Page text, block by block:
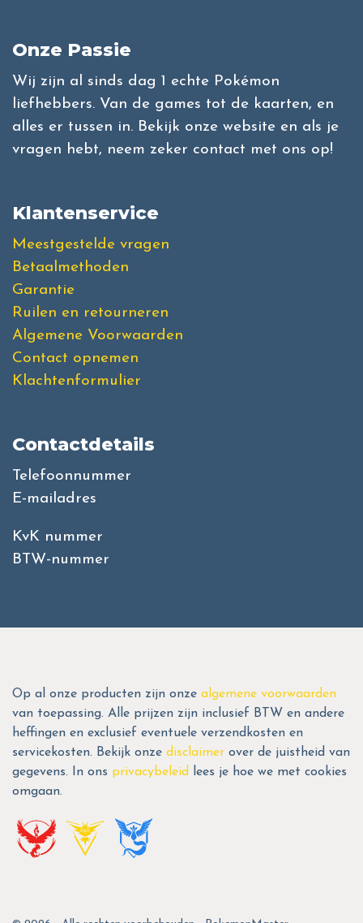
Onze Passie
Wij zijn al sinds dag 1 echte Pokémon
liefhebbers. Van de games tot de kaarten, en
alles er tussen in. Bekijk onze website en als je
vragen hebt, neem zeker contact met ons op!
Klantenservice
Meestgestelde vragen
Betaalmethoden
Garantie
Ruilen en retourneren
Algemene Voorwaarden
Contact opnemen
Klachtenformulier
Contactdetails
Telefoonnummer
E-mailadres
KvK nummer
BTW-nummer
Op al onze producten zijn onze algemene voorwaarden
van toepassing. Alle prijzen zijn inclusief BTW en andere
heffingen en exclusief eventuele verzendkosten en
servicekosten. Bekijk onze disclaimer over de juistheid van
gegevens. In ons privacybeleid
lees je hoe we met cookies
omgaan.